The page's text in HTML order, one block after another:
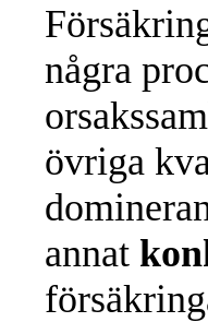
några
övriga
annat